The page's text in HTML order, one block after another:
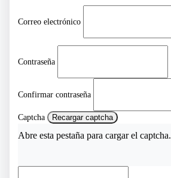
Correo electrónico
Contraseña
Confirmar contraseña
Captcha Recargar captcha
Abre esta pestaña para cargar el captcha.